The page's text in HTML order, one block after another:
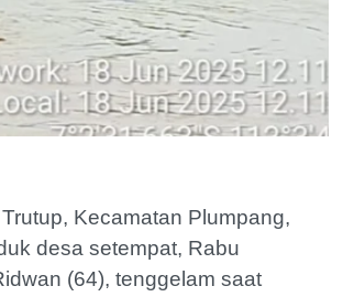
Kecamatan Plumpang,
desa setempat, Rabu
(64), tenggelam saat